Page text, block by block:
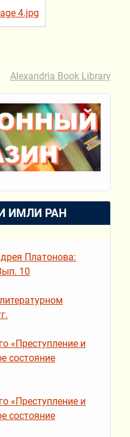
Alexandria Book Library
ИМЛИ РАН
Платонова:
10
«Преступление и
состояние
«Преступление и
состояние